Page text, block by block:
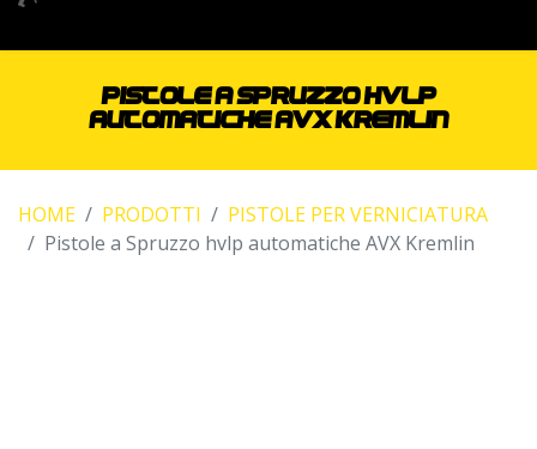
PISTOLE A SPRUZZO HVLP
AUTOMATICHE AVX KREMLIN
HOME PRODOTTI
PISTOLE PER VERNICIATURA
Pistole a Spruzzo hvlp automatiche AVX Kremlin